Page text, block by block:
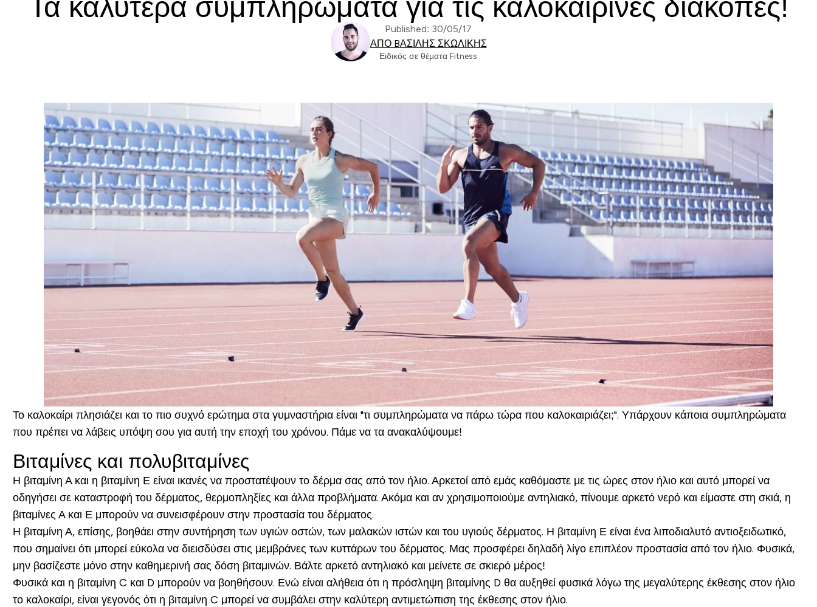
Τα καλύτερα συμπληρώματα για τις καλοκαιρινές διακοπές!
Published: 30/05/17
ΑΠΌ BΑΣΊΛΗΣ ΣΚΩΛΊΚΗΣ
Ειδικός σε θέματα Fitness
Το καλοκαίρι πλησιάζει και το πιο συχνό ερώτημα στα γυμναστήρια είναι "τι συμπληρώματα να πάρω τώρα που καλοκαιριάζει;". Υπάρχουν κάποια συμπληρώματα
που πρέπει να λάβεις υπόψη σου για αυτή την εποχή του χρόνου. Πάμε να τα ανακαλύψουμε!
Βιταμίνες και πολυβιταμίνες
Η βιταμίνη Α και η βιταμίνη Ε είναι ικανές να προστατέψουν το δέρμα σας από τον ήλιο. Αρκετοί από εμάς καθόμαστε με τις ώρες στον ήλιο και αυτό μπορεί να
οδηγήσει σε καταστροφή του δέρματος, θερμοπληξίες και άλλα προβλήματα. Ακόμα και αν χρησιμοποιούμε αντηλιακό, πίνουμε αρκετό νερό και είμαστε στη σκιά, η
βιταμίνες Α και Ε μπορούν να συνεισφέρουν στην προστασία του δέρματος.
Η βιταμίνη Α, επίσης, βοηθάει στην συντήρηση των υγιών οστών, των μαλακών ιστών και του υγιούς δέρματος. Η βιταμίνη Ε είναι ένα λιποδιαλυτό αντιοξειδωτικό,
που σημαίνει ότι μπορεί εύκολα να διεισδύσει στις μεμβράνες των κυττάρων του δέρματος. Μας προσφέρει δηλαδή λίγο επιπλέον προστασία από τον ήλιο. Φυσικά,
μην βασίζεστε μόνο στην καθημερινή σας δόση βιταμινών. Βάλτε αρκετό αντηλιακό και μείνετε σε σκιερό μέρος!
Φυσικά και η βιταμίνη C και D μπορούν να βοηθήσουν. Ενώ είναι αλήθεια ότι η πρόσληψη βιταμίνης D θα αυξηθεί φυσικά λόγω της μεγαλύτερης έκθεσης στον ήλιο
το καλοκαίρι, είναι γεγονός ότι η βιταμίνη C μπορεί να συμβάλει στην καλύτερη αντιμετώπιση της έκθεσης στον ήλιο.